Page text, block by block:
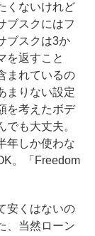
くないけれど
ブスクにはフ
ブスクは3か
を返すこと
まれているの
まりない設定
を考えたボデ
も大丈夫。
年しか使わな
。「Freedom
安くはないの
、当然ローン